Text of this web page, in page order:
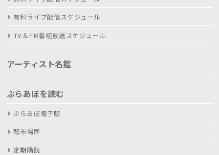
有料ライブ配信スケジュール
TV＆FM番組放送スケジュール
アーティスト名鑑
ぶらあぼを読む
ぶらあぼ電子版
配布場所
定期購読